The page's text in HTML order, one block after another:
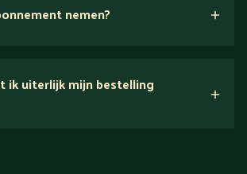
over Gold
nemen?
ik uiterlijk mijn bestelling